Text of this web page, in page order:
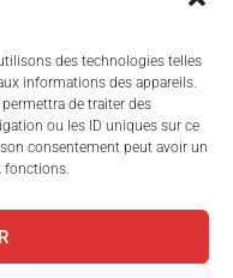
des technologies telles
informations des appareils.
de traiter des
ou les ID uniques sur ce
consentement peut avoir un
fonctions.
45 69 91 29
de la Contrie,